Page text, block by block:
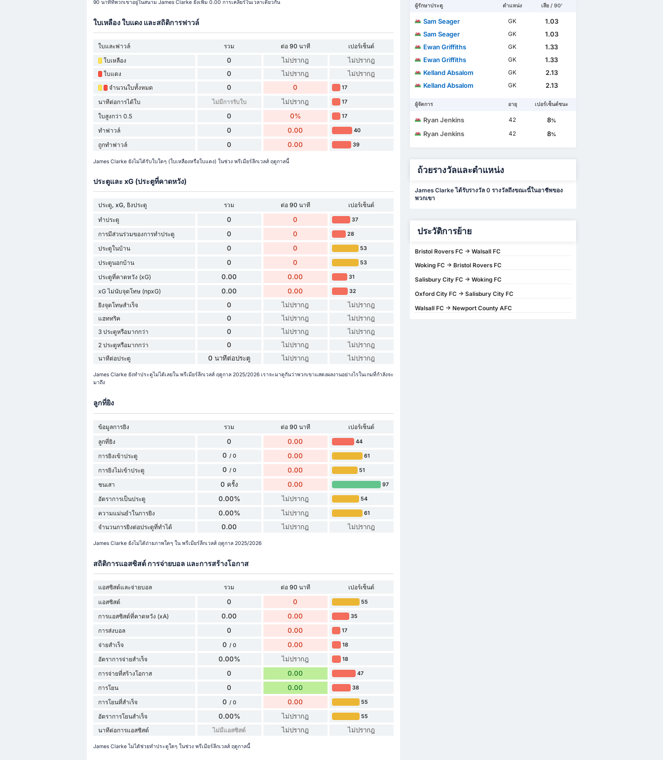
90 นาทีที่พวกเขาอยู่ในสนาม James Clarke ยังเพิ่ม 0.00 การเคลียร์ในเวลาเดียวกัน
ใบเหลือง ใบแดง และสถิติการฟาวล์
ใบและฟาวล์ รวม ต่อ 90 นาที
เปอร์เซ็นต์
ใบเหลือง
0 ไม่ปรากฎ ไม่ปรากฎ
ใบแดง 0 ไม่ปรากฎ ไม่ปรากฎ
จำนวนใบทั้งหมด 0 0 17
นาทีต่อการได้ใบ ไม่มีการรับใบ ไม่ปรากฎ 17
ใบสูงกว่า 0.5 0 0% 17
ทำฟาวล์ 0 0.00 40
ถูกทำฟาวล์ 0 0.00 39
James Clarke ยังไม่ได้รับใบใดๆ (ใบเหลืองหรือใบแดง) ในช่วง พรีเมียร์ลีกเวลส์ ฤดูกาลนี้
ประตูและ xG (ประตูที่คาดหวัง)
ประตู, xG, ยิงประตู รวม ต่อ 90 นาที
เปอร์เซ็นต์
ทำประตู
0 0 37
การมีส่วนร่วมของการทำประตู 0 0 28
ประตูในบ้าน 0 0 53
ประตูนอกบ้าน 0 0 53
ประตูที่คาดหวัง (xG) 0.00 0.00 31
xG ไม่นับจุดโทษ (npxG) 0.00 0.00 32
ยิงจุดโทษสำเร็จ 0 ไม่ปรากฎ ไม่ปรากฎ
แฮททริค 0 ไม่ปรากฎ ไม่ปรากฎ
3 ประตูหรือมากกว่า 0 ไม่ปรากฎ ไม่ปรากฎ
2 ประตูหรือมากกว่า 0 ไม่ปรากฎ ไม่ปรากฎ
นาทีต่อประตู 0 นาทีต่อประตู ไม่ปรากฎ ไม่ปรากฎ
James Clarke ยังทำประตูไม่ได้เลยใน พรีเมียร์ลีกเวลส์ ฤดูกาล 2025/2026 เราจะมาดูกันว่าพวกเขาแสดงผลงานอย่างไรในเกมที่กำลังจะ
มาถึง
ลูกที่ยิง
ข้อมูลการยิง รวม ต่อ 90 นาที
เปอร์เซ็นต์
ลูกที่ยิง
0 0.00 44
การยิงเข้าประตู 0 / 0 0.00 61
การยิงไม่เข้าประตู 0 / 0 0.00 51
ชนเสา 0 ครั้ง 0.00 97
อัตราการเป็นประตู 0.00% ไม่ปรากฎ 54
ความแม่นยำในการยิง 0.00% ไม่ปรากฎ 61
จำนวนการยิงต่อประตูที่ทำได้ 0.00 ไม่ปรากฎ ไม่ปรากฎ
James Clarke ยังไม่ได้ถ่ายภาพใดๆ ใน พรีเมียร์ลีกเวลส์ ฤดูกาล 2025/2026
สถิติการแอสซิสต์ การจ่ายบอล และการสร้างโอกาส
แอสซิสต์และจ่ายบอล รวม ต่อ 90 นาที
เปอร์เซ็นต์
แอสซิสต์
0 0 55
การแอสซิสต์ที่คาดหวัง (xA) 0.00 0.00 35
การส่งบอล 0 0.00 17
จ่ายสำเร็จ 0 / 0 0.00 18
อัตราการจ่ายสำเร็จ 0.00% ไม่ปรากฎ 18
การจ่ายที่สร้างโอกาส 0 0.00 47
การโยน 0 0.00 38
การโยนที่สำเร็จ 0 / 0 0.00 55
อัตราการโยนสำเร็จ 0.00% ไม่ปรากฎ 55
นาทีต่อการแอสซิสต์ ไม่มีแอสซิสต์ ไม่ปรากฎ ไม่ปรากฎ
James Clarke ไม่ได้ช่วยทำประตูใดๆ ในช่วง พรีเมียร์ลีกเวลส์ ฤดูกาลนี้
ผู้รักษาประตู ตำแหน่ง เสีย / 90'
Sam Seager GK
1.03
Sam Seager
GK
1.03
Ewan Griffiths
GK
1.33
Ewan Griffiths
GK
1.33
Kelland Absalom
GK
2.13
Kelland Absalom
GK 2.13
ผู้จัดการ อายุ เปอร์เซ็นต์ชนะ
Ryan Jenkins 42 8%
Ryan Jenkins 42 8%
ถ้วยรางวัลและตำแหน่ง
James Clarke ได้รับรางวัล 0 รางวัลถึงขณะนี้ในอาชีพของ
พวกเขา
ประวัติการย้าย
Bristol Rovers FC -> Walsall FC
Woking FC -> Bristol Rovers FC
Salisbury City FC -> Woking FC
Oxford City FC -> Salisbury City FC
Walsall FC -> Newport County AFC